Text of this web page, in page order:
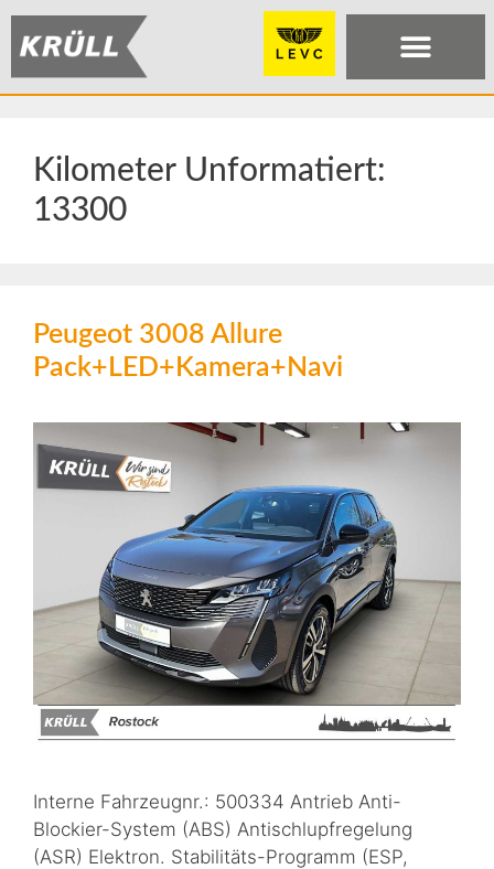
Kilometer Unformatiert:
13300
Peugeot 3008 Allure
Pack+LED+Kamera+Navi
Interne Fahrzeugnr.: 500334 Antrieb Anti-
Blockier-System (ABS) Antischlupfregelung
(ASR) Elektron. Stabilitäts-Programm (ESP,